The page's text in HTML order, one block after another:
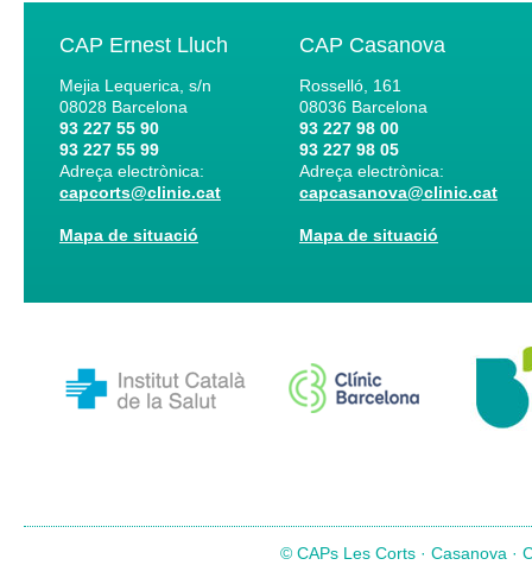
CAP Ernest Lluch
Mejia Lequerica, s/n
08028 Barcelona
93 227 55 90
93 227 55 99
Adreça electrònica:
capcorts@clinic.cat
Mapa de situació
CAP Casanova
Rosselló, 161
08036 Barcelona
93 227 98 00
93 227 98 05
Adreça electrònica:
capcasanova@clinic.cat
Mapa de situació
© CAPs Les Corts · Casanova ·